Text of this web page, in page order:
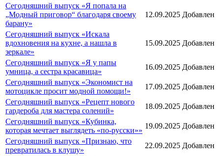
Сегодняшний выпуск «Я попала на
„Модный приговор“ благодаря своему
барану»
12.09.2025 Добавлен
Сегодняшний выпуск «Искала
вдохновения на кухне, а нашла в
зеркале»
15.09.2025 Добавлен
Сегодняшний выпуск «Я у папы
умница, а сестра красавица»
16.09.2025 Добавлен
Сегодняшний выпуск «Экономист на
мотоцикле просит модной помощи!»
17.09.2025 Добавлен
Сегодняшний выпуск «Рецепт нового
гардероба для мастера солений»
18.09.2025 Добавлен
Сегодняшний выпуск «Кубинка,
которая мечтает выглядеть «по-русски»»
19.09.2025 Добавлен
Сегодняшний выпуск «Признаю, что
превратилась в клушу»
22.09.2025 Добавлен